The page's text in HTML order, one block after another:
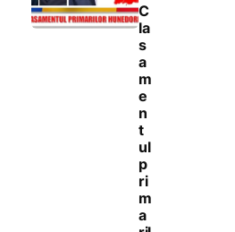
C
la
s
a
m
e
n
t
ul
p
ri
m
a